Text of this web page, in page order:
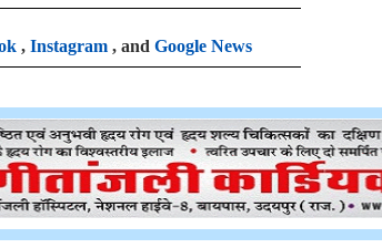
, Instagram , and Google News